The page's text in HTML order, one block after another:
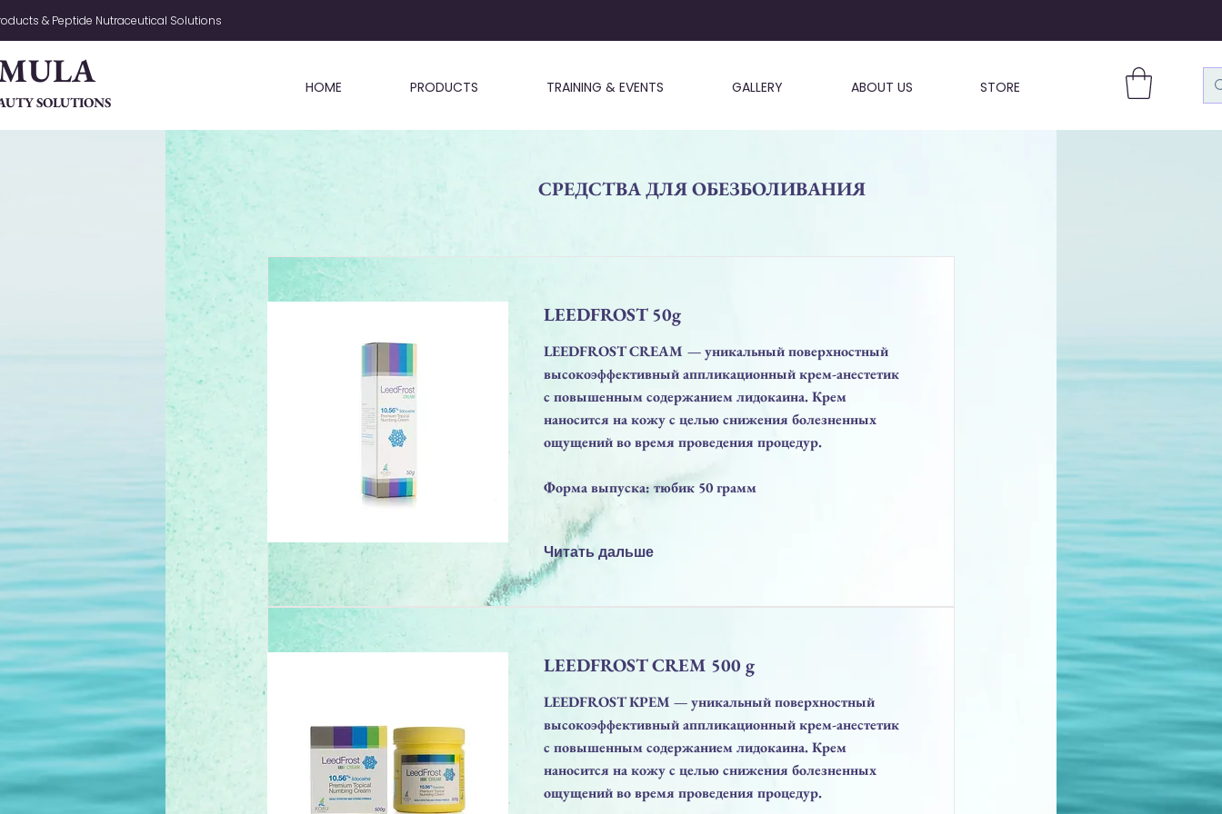
& Peptide Nutraceutical Solutions
SOLUTIONS
HOME PRODUCTS TRAINING & EVENTS GALLERY ABOUT US STORE
СРЕДСТВА ДЛЯ ОБЕЗБОЛИВАНИЯ
LEEDFROST 50g
LEEDFROST CREAM — уникальный поверхностный
высокоэффективный аппликационный крем-анестетик
с повышенным содержанием лидокаина. Крем
наносится на кожу с целью снижения болезненных
ощущений во время проведения процедур.
Форма выпуска: тюбик 50 грамм
Читать дальше
LEEDFROST CREM 500 g
LEEDFROST КРЕМ — уникальный поверхностный
высокоэффективный аппликационный крем-анестетик
с повышенным содержанием лидокаина. Крем
наносится на кожу с целью снижения болезненных
ощущений во время проведения процедур.